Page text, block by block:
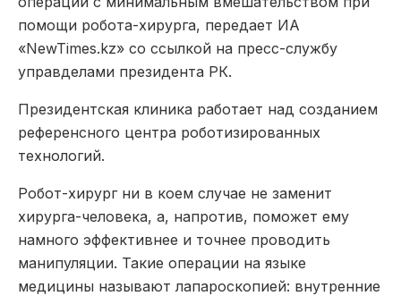
помощи робота-хирурга, передает ИА
«NewTimes.kz» со ссылкой на пресс-службу
управделами президента РК.
Президентская клиника работает над созданием
референсного центра роботизированных
технологий.
Робот-хирург ни в коем случае не заменит
хирурга-человека, а, напротив, поможет ему
намного эффективнее и точнее проводить
манипуляции. Такие операции на языке
медицины называют лапароскопией: внутренние